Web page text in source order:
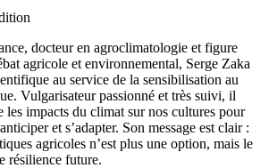
docteur en agroclimatologie et figure
agricole et environnemental, Serge Zaka
au service de la sensibilisation au
Vulgarisateur passionné et très suivi, il
les impacts du climat sur nos cultures pour
et s’adapter. Son message est clair :
agricoles n’est plus une option, mais le
résilience future.